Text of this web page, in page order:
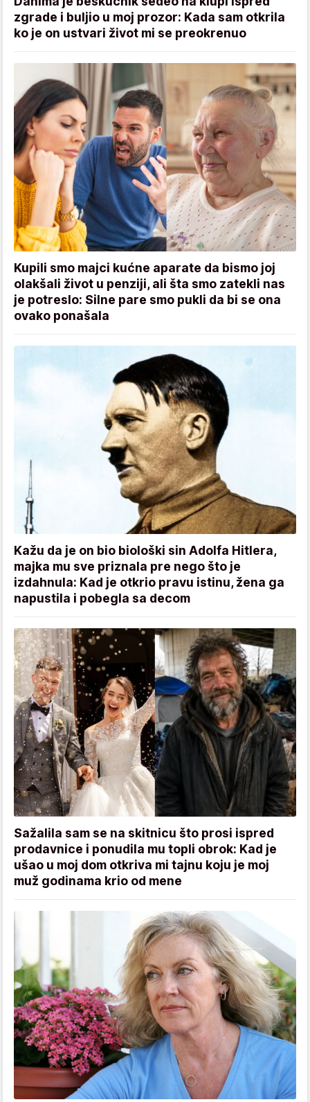
zgrade i buljio u moj prozor: Kada sam otkrila
ko je on ustvari život mi se preokrenuo
Kupili smo majci kućne aparate da bismo joj
olakšali život u penziji, ali šta smo zatekli nas
je potreslo: Silne pare smo pukli da bi se ona
ovako ponašala
Kažu da je on bio biološki sin Adolfa Hitlera,
majka mu sve priznala pre nego što je
izdahnula: Kad je otkrio pravu istinu, žena ga
napustila i pobegla sa decom
Sažalila sam se na skitnicu što prosi ispred
prodavnice i ponudila mu topli obrok: Kad je
ušao u moj dom otkriva mi tajnu koju je moj
muž godinama krio od mene